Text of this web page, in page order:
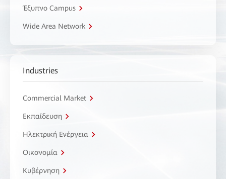
Έξυπνο Campus
Wide Area Network
Industries
Commercial Market
Εκπαίδευση
Ηλεκτρική Ενέργεια
Οικονομία
Κυβέρνηση